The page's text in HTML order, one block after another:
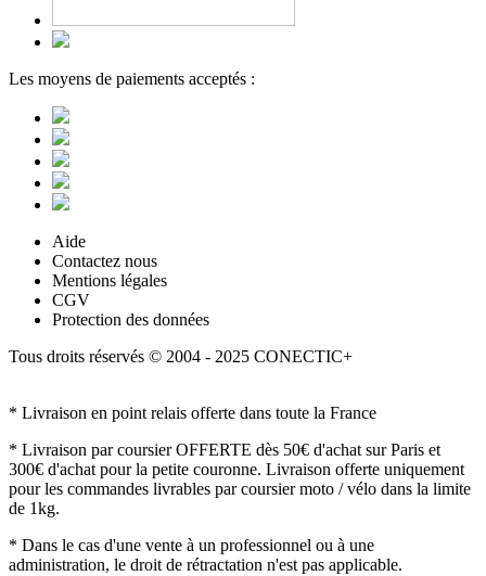
Les moyens de paiements acceptés :
Aide
Contactez nous
Mentions légales
CGV
Protection des données
Tous droits réservés © 2004 - 2025 CONECTIC+
* Livraison en point relais offerte dans toute la France
* Livraison par coursier OFFERTE dès 50€ d'achat sur Paris et
300€ d'achat pour la petite couronne. Livraison offerte uniquement
pour les commandes livrables par coursier moto / vélo dans la limite
de 1kg.
* Dans le cas d'une vente à un professionnel ou à une
administration, le droit de rétractation n'est pas applicable.